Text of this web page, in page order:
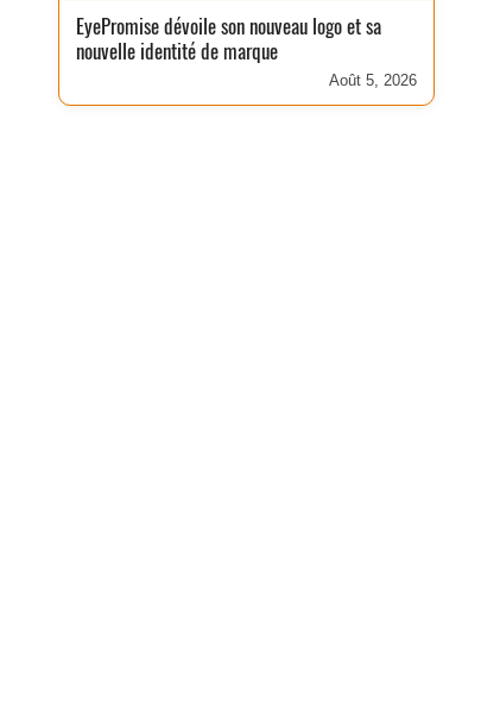
EyePromise dévoile son nouveau logo et sa
nouvelle identité de marque
Août 5, 2026